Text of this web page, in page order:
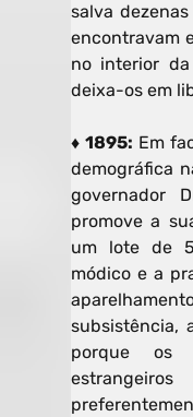
salva
encontravam
no interior
deixa-os em
♦ 1895: Em
demográfica
governador
promove a
um lote de
módico e a
subsistência,
porque os